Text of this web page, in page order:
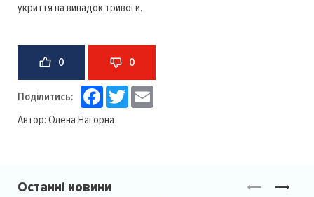
укриття на випадок тривоги.
0 0
Поділитись: Facebook
Twitter
Автор: Олена Нагорна
Останні новини